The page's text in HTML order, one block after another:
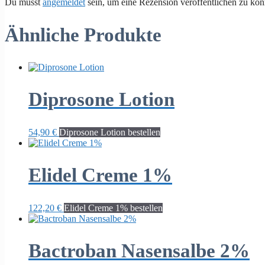
Du musst angemeldet sein, um eine Rezension veröffentlichen zu
Ähnliche Produkte
Diprosone Lotion
54,90 € Diprosone Lotion bestellen
Elidel Creme 1%
122,20 € Elidel Creme 1% bestellen
Bactroban Nasensalbe 2%